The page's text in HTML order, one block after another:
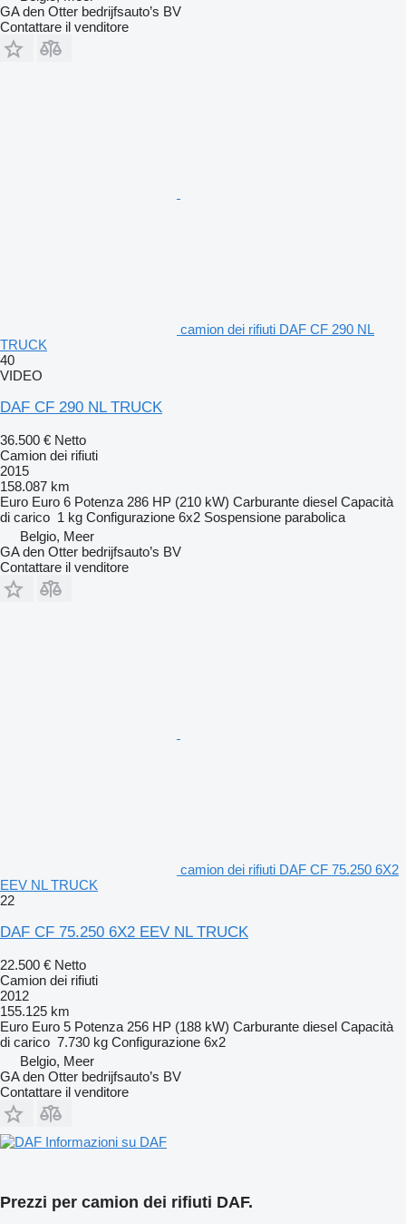
GA den Otter bedrijfsauto’s BV
Contattare il venditore
camion dei rifiuti DAF CF 290 NL
TRUCK
40
VIDEO
DAF CF 290 NL TRUCK
36.500 € Netto
Camion dei rifiuti
2015
158.087 km
Euro Euro 6 Potenza 286 HP (210 kW) Carburante diesel Capacità
di carico 1 kg Configurazione 6x2 Sospensione parabolica
Belgio, Meer
GA den Otter bedrijfsauto’s BV
Contattare il venditore
camion dei rifiuti DAF CF 75.250 6X2
EEV NL TRUCK
22
DAF CF 75.250 6X2 EEV NL TRUCK
22.500 € Netto
Camion dei rifiuti
2012
155.125 km
Euro Euro 5 Potenza 256 HP (188 kW) Carburante diesel Capacità
di carico 7.730 kg Configurazione 6x2
Belgio, Meer
GA den Otter bedrijfsauto’s BV
Contattare il venditore
Informazioni su DAF
Prezzi per camion dei rifiuti DAF.